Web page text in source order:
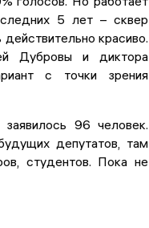
5 лет – сквер
красиво.
Дубровы и диктора
с точки зрения
96 человек.
депутатов, там
студентов. Пока не